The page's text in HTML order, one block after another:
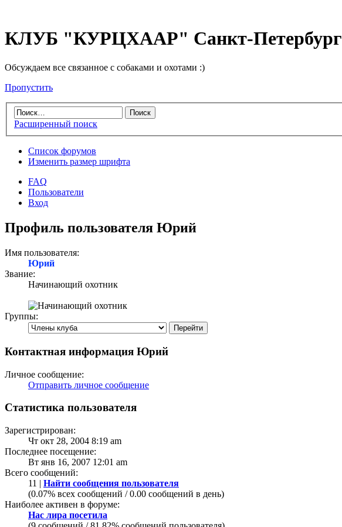
КЛУБ "КУРЦХААР" Санкт-Петербург
Обсуждаем все связанное с собаками и охотами :)
Пропустить
Расширенный поиск
Список форумов
Изменить размер шрифта
FAQ
Пользователи
Вход
Профиль пользователя Юрий
Имя пользователя:
Юрий
Звание:
Начинающий охотник
Группы:
Контактная информация Юрий
Личное сообщение:
Отправить личное сообщение
Статистика пользователя
Зарегистрирован:
Чт окт 28, 2004 8:19 am
Последнее посещение:
Вт янв 16, 2007 12:01 am
Всего сообщений:
11 | Найти сообщения пользователя
(0.07% всех сообщений / 0.00 сообщений в день)
Наиболее активен в форуме:
Нас лира посетила